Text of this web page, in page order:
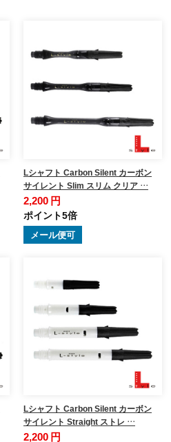
Lシャフト Carbon Silent カーボン
サイレント Slim スリム クリア …
2,200 円
ポイント5倍
メール便可
Lシャフト Carbon Silent カーボン
サイレント Straight ストレ …
2,200 円